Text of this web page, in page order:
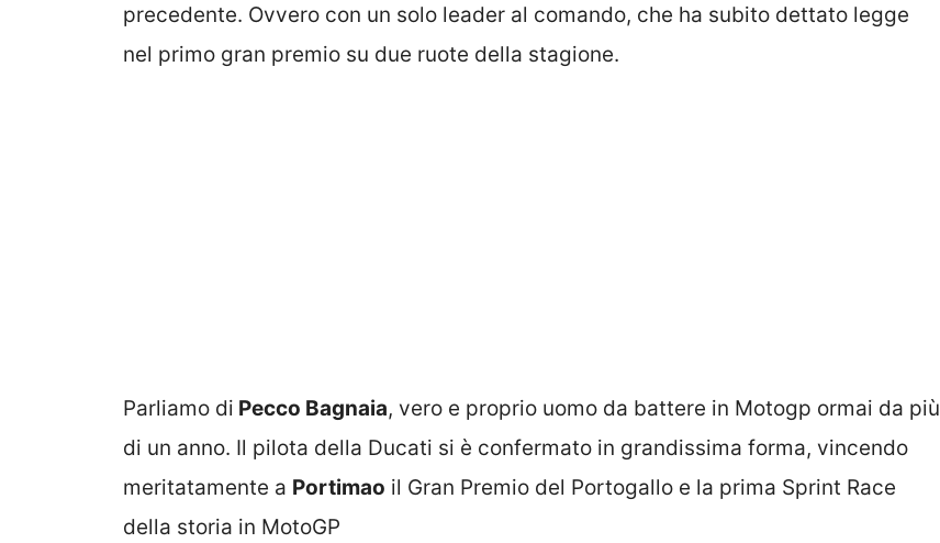
precedente. Ovvero con un solo leader al comando, che ha subito dettato legge
nel primo gran premio su due ruote della stagione.
Parliamo di Pecco Bagnaia, vero e proprio uomo da battere in Motogp ormai da più
di un anno. Il pilota della Ducati si è confermato in grandissima forma, vincendo
meritatamente a Portimao il Gran Premio del Portogallo e la prima Sprint Race
della storia in MotoGP